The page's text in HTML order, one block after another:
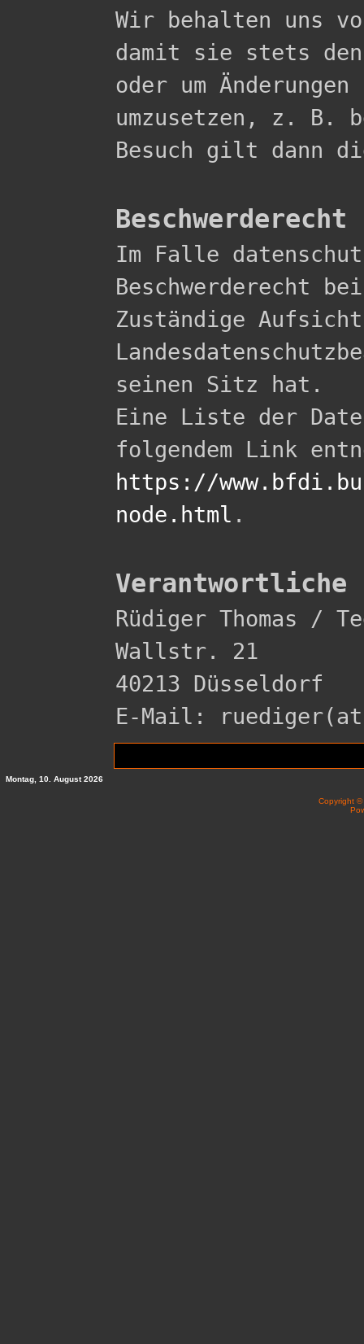
Wir behalten uns
damit sie stets
oder um
umzusetzen, z. B.
Besuch gilt dann
Im Falle
Beschwerderecht
Zuständige
seinen Sitz hat.
Eine Liste der
https://
node.html .
Rüdiger Thomas /
Wallstr. 21
40213 Düsseldorf
E-Mail:
Montag, 10. August 2026
Copyright